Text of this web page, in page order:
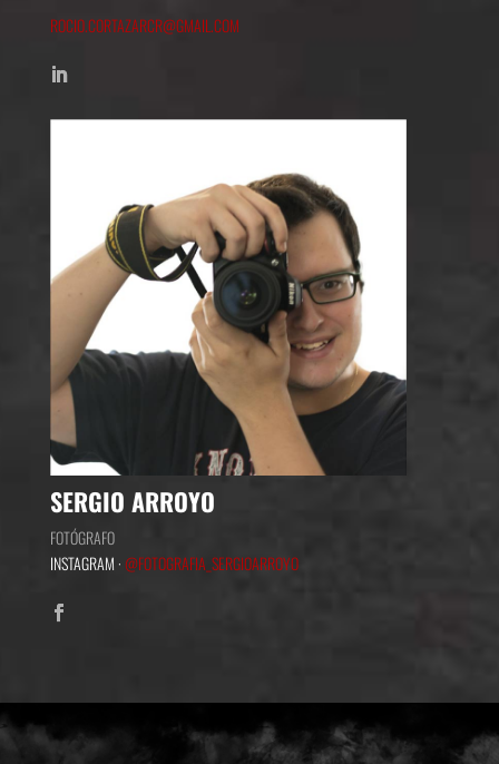
ROCIO.CORTAZARCR@GMAIL.COM
SERGIO ARROYO
FOTÓGRAFO
INSTAGRAM · @FOTOGRAFIA_SERGIOARROYO